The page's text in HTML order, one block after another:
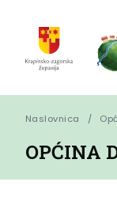
Naslovnica
OPĆINA